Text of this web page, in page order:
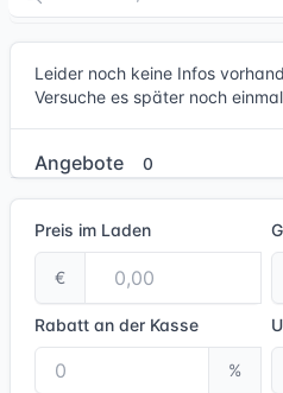
Leider noch keine Infos
Versuche es später noch
Angebote 0
Preis im Laden
€
Rabatt an der Kasse
%